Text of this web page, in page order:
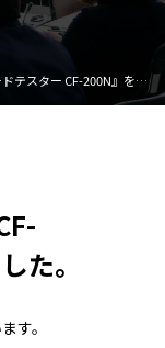
ドテスター CF-200N』を…
た。
す。